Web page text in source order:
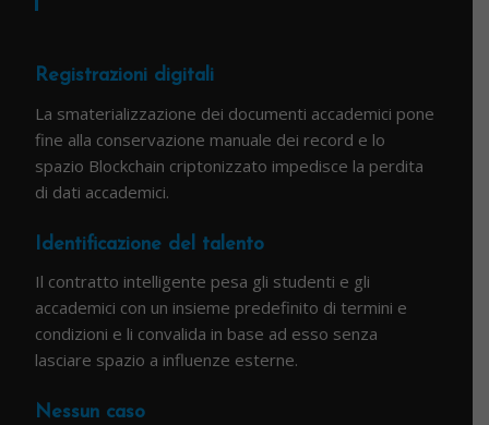
Registrazioni digitali
La smaterializzazione dei documenti accademici pone
fine alla conservazione manuale dei record e lo
spazio Blockchain criptonizzato impedisce la perdita
di dati accademici.
Identificazione del talento
Il contratto intelligente pesa gli studenti e gli
accademici con un insieme predefinito di termini e
condizioni e li convalida in base ad esso senza
lasciare spazio a influenze esterne.
Nessun caso